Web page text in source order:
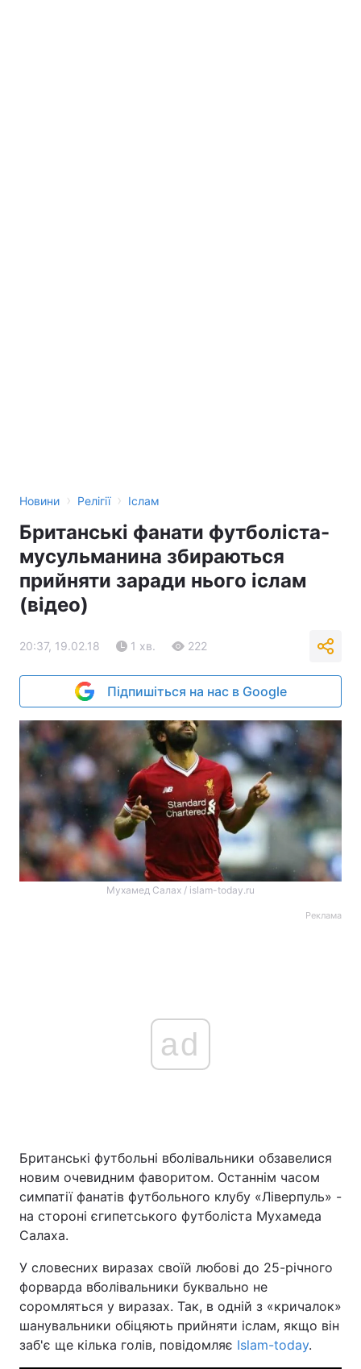
Новини › Релігії › Іслам
Британські фанати футболіста-
мусульманина збираються
прийняти заради нього іслам
(відео)
20:37, 19.02.18 1 хв. 222
Підпишіться на нас в Google
Мухамед Салах / islam-today.ru
Реклама
ad
Британські футбольні вболівальники обзавелися
новим очевидним фаворитом. Останнім часом
симпатії фанатів футбольного клубу «Ліверпуль» -
на стороні єгипетського футболіста Мухамеда
Салаха.
У словесних виразах своїй любові до 25-річного
форварда вболівальники буквально не
соромляться у виразах. Так, в одній з «кричалок»
шанувальники обіцяють прийняти іслам, якщо він
заб'є ще кілька голів, повідомляє Islam-today.